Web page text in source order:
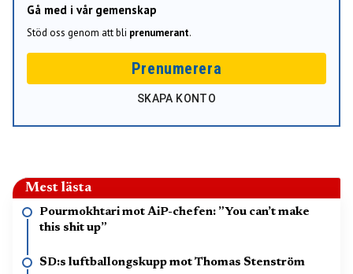
Gå med i vår gemenskap
Stöd oss genom att bli prenumerant.
Prenumerera
SKAPA KONTO
Mest lästa
Pourmokhtari mot AiP-chefen: ”You can’t make
this shit up”
SD:s luftballongskupp mot Thomas Stenström